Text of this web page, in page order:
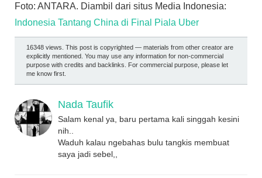
Foto: ANTARA. Diambil dari situs Media Indonesia:
Indonesia Tantang China di Final Piala Uber
16348 views. This post is copyrighted — materials from other creator are
explicitly mentioned. You may use any information for non-commercial
purpose with credits and backlinks. For commercial purpose, please let
me know first.
Nada Taufik
Salam kenal ya, baru pertama kali singgah kesini
nih..
Waduh kalau ngebahas bulu tangkis membuat
saya jadi sebel,,